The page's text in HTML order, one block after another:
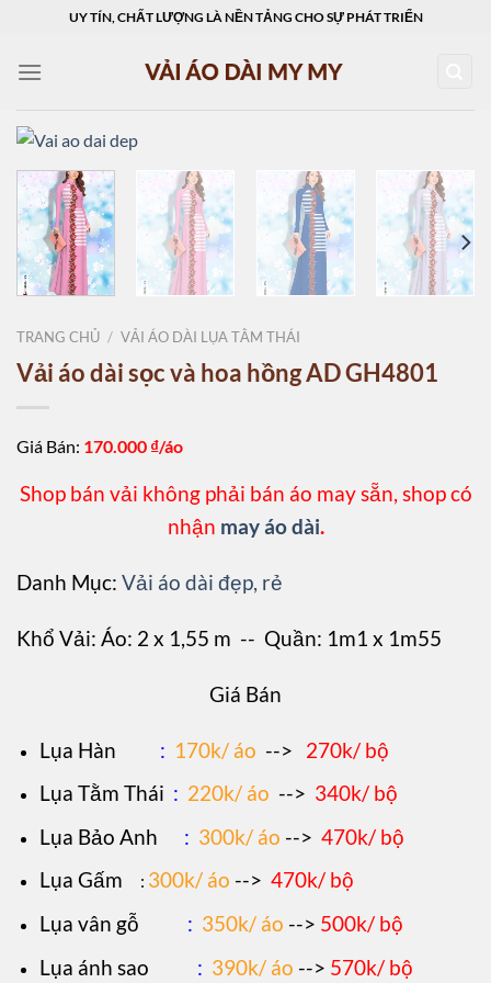
content
UY TÍN, CHẤT LƯỢNG LÀ NỀN TẢNG CHO SỰ PHÁT TRIỂN
TRANG CHỦ / VẢI ÁO DÀI LỤA TẰM THÁI
Vải áo dài sọc và hoa hồng AD GH4801
Giá Bán: 170.000 ₫/áo
Shop bán vải không phải bán áo may sẵn, shop có
nhận may áo dài.
Danh Mục: Vải áo dài đẹp, rẻ
Khổ Vải: Áo: 2 x 1,55 m -- Quần: 1m1 x 1m55
Giá Bán
Lụa Hàn : 170k/ áo --> 270k/ bộ
Lụa Tằm Thái : 220k/ áo --> 340k/ bộ
Lụa Bảo Anh
: 300k/ áo --> 470k/ bộ
Lụa Gấm
: 300k/ áo --> 470k/ bộ
Lụa vân gỗ : 350k/ áo --> 500k/ bộ
Lụa ánh sao : 390k/ áo --> 570k/ bộ